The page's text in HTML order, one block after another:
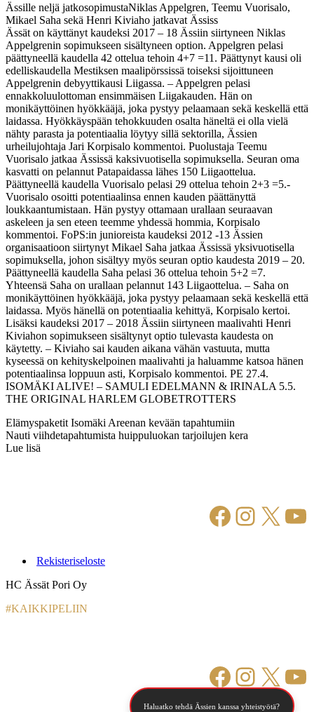
Ässille neljä jatkosopimustaNiklas Appelgren, Teemu Vuorisalo,
Mikael Saha sekä Henri Kiviaho jatkavat Ässiss
Ässät on käyttänyt kaudeksi 2017 – 18 Ässiin siirtyneen Niklas
Appelgrenin sopimukseen sisältyneen option. Appelgren pelasi
päättyneellä kaudella 42 ottelua tehoin 4+7 =11. Päättynyt kausi oli
edelliskaudella Mestiksen maalipörssissä toiseksi sijoittuneen
Appelgrenin debyyttikausi Liigassa. – Appelgren pelasi
ennakkoluulottoman ensimmäisen Liigakauden. Hän on
monikäyttöinen hyökkääjä, joka pystyy pelaamaan sekä keskellä että
laidassa. Hyökkäyspään tehokkuuden osalta häneltä ei olla vielä
nähty parasta ja potentiaalia löytyy sillä sektorilla, Ässien
urheilujohtaja Jari Korpisalo kommentoi. Puolustaja Teemu
Vuorisalo jatkaa Ässissä kaksivuotisella sopimuksella. Seuran oma
kasvatti on pelannut Patapaidassa lähes 150 Liigaottelua.
Päättyneellä kaudella Vuorisalo pelasi 29 ottelua tehoin 2+3 =5.-
Vuorisalo osoitti potentiaalinsa ennen kauden päättänyttä
loukkaantumistaan. Hän pystyy ottamaan urallaan seuraavan
askeleen ja sen eteen teemme yhdessä hommia, Korpisalo
kommentoi. FoPS:in junioreista kaudeksi 2012 -13 Ässien
organisaatioon siirtynyt Mikael Saha jatkaa Ässissä yksivuotisella
sopimuksella, johon sisältyy myös seuran optio kaudesta 2019 – 20.
Päättyneellä kaudella Saha pelasi 36 ottelua tehoin 5+2 =7.
Yhteensä Saha on urallaan pelannut 143 Liigaottelua. – Saha on
monikäyttöinen hyökkääjä, joka pystyy pelaamaan sekä keskellä että
laidassa. Myös hänellä on potentiaalia kehittyä, Korpisalo kertoi.
Lisäksi kaudeksi 2017 – 2018 Ässiin siirtyneen maalivahti Henri
Kiviahon sopimukseen sisältynyt optio tulevasta kaudesta on
käytetty. – Kiviaho sai kauden aikana vähän vastuuta, mutta
kyseessä on kehityskelpoinen maalivahti ja haluamme katsoa hänen
potentiaalinsa loppuun asti, Korpisalo kommentoi. PE 27.4.
ISOMÄKI ALIVE! – SAMULI EDELMANN & IRINALA 5.5.
THE ORIGINAL HARLEM GLOBETROTTERS
Elämyspaketit Isomäki Areenan kevään tapahtumiin
Nauti viihdetapahtumista huippuluokan tarjoilujen kera
Lue lisä
Facebook
X
Rekisteriseloste
HC Ässät Pori Oy
#KAIKKIPELIIN
Facebook
X
Haluatko tehdä Ässien kanssa yhteistyötä?